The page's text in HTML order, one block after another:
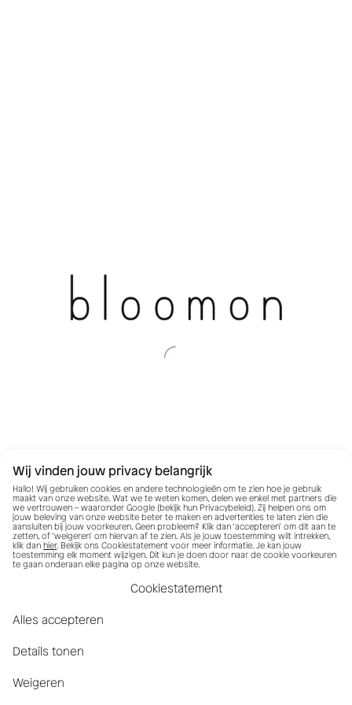
Wij vinden jouw privacy belangrijk
Hallo! Wij gebruiken cookies en andere technologieën om te zien hoe je gebruik
maakt van onze website. Wat we te weten komen, delen we enkel met partners die
we vertrouwen – waaronder Google (bekijk hun Privacybeleid). Zij helpen ons om
jouw beleving van onze website beter te maken en advertenties te laten zien die
aansluiten bij jouw voorkeuren. Geen probleem? Klik dan ‘accepteren’ om dit aan te
zetten, of ‘weigeren’ om hiervan af te zien. Als je jouw toestemming wilt intrekken,
klik dan hier. Bekijk ons Cookiestatement voor meer informatie. Je kan jouw
toestemming elk moment wijzigen. Dit kun je doen door naar de cookie voorkeuren
te gaan onderaan elke pagina op onze website.
Cookiestatement
Alles accepteren
Details tonen
Weigeren